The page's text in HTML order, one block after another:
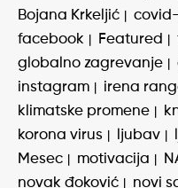
Bojana Krkeljić
facebook
Featured
globalno zagrevanje
instagram
irena
klimatske promene
korona virus
ljubav
Mesec
motivacija
novak đoković
novi